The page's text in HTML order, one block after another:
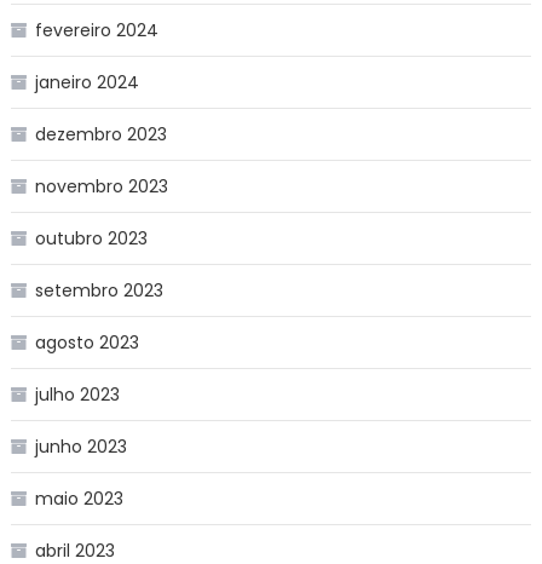
fevereiro 2024
janeiro 2024
dezembro 2023
novembro 2023
outubro 2023
setembro 2023
agosto 2023
julho 2023
junho 2023
maio 2023
abril 2023